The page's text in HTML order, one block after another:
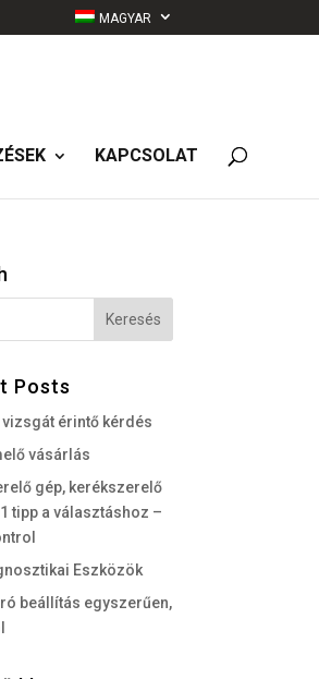
MAGYAR
KAPCSOLAT
Posts
vizsgát érintő kérdés
vásárlás
gép, kerékszerelő
tipp a választáshoz –
Eszközök
beállítás egyszerűen,